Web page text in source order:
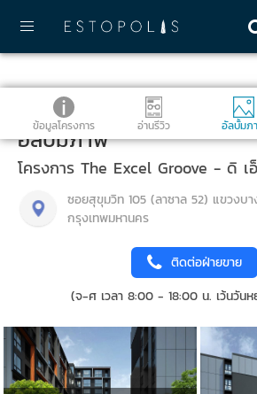
ข้อมูลโครงการ อ่านรีวิว อัลบั้มภ
อัลบั้มภาพ
โครงการ The Excel Groove - ดิ เ
ซอยสุขุมวิท 105 (ลาซาล 52) แขวงบา
กรุงเทพมหานคร
ติดต่อฝ่ายขาย
(จ-ศ เวลา 8:00 - 18:00 น. เว้นวัน